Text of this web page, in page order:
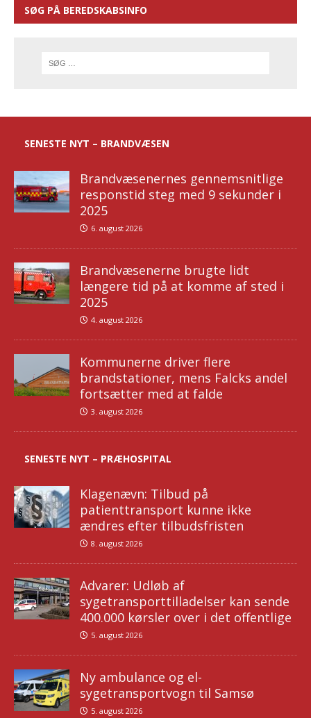
SØG PÅ BEREDSKABSINFO
SENESTE NYT – BRANDVÆSEN
Brandvæsenernes gennemsnitlige
responstid steg med 9 sekunder i
2025
6. august 2026
Brandvæsenerne brugte lidt
længere tid på at komme af sted i
2025
4. august 2026
Kommunerne driver flere
brandstationer, mens Falcks andel
fortsætter med at falde
3. august 2026
SENESTE NYT – PRÆHOSPITAL
Klagenævn: Tilbud på
patienttransport kunne ikke
ændres efter tilbudsfristen
8. august 2026
Advarer: Udløb af
sygetransporttilladelser kan sende
400.000 kørsler over i det offentlige
5. august 2026
Ny ambulance og el-
sygetransportvogn til Samsø
5. august 2026